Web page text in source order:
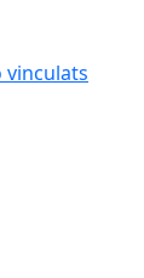
vinculats